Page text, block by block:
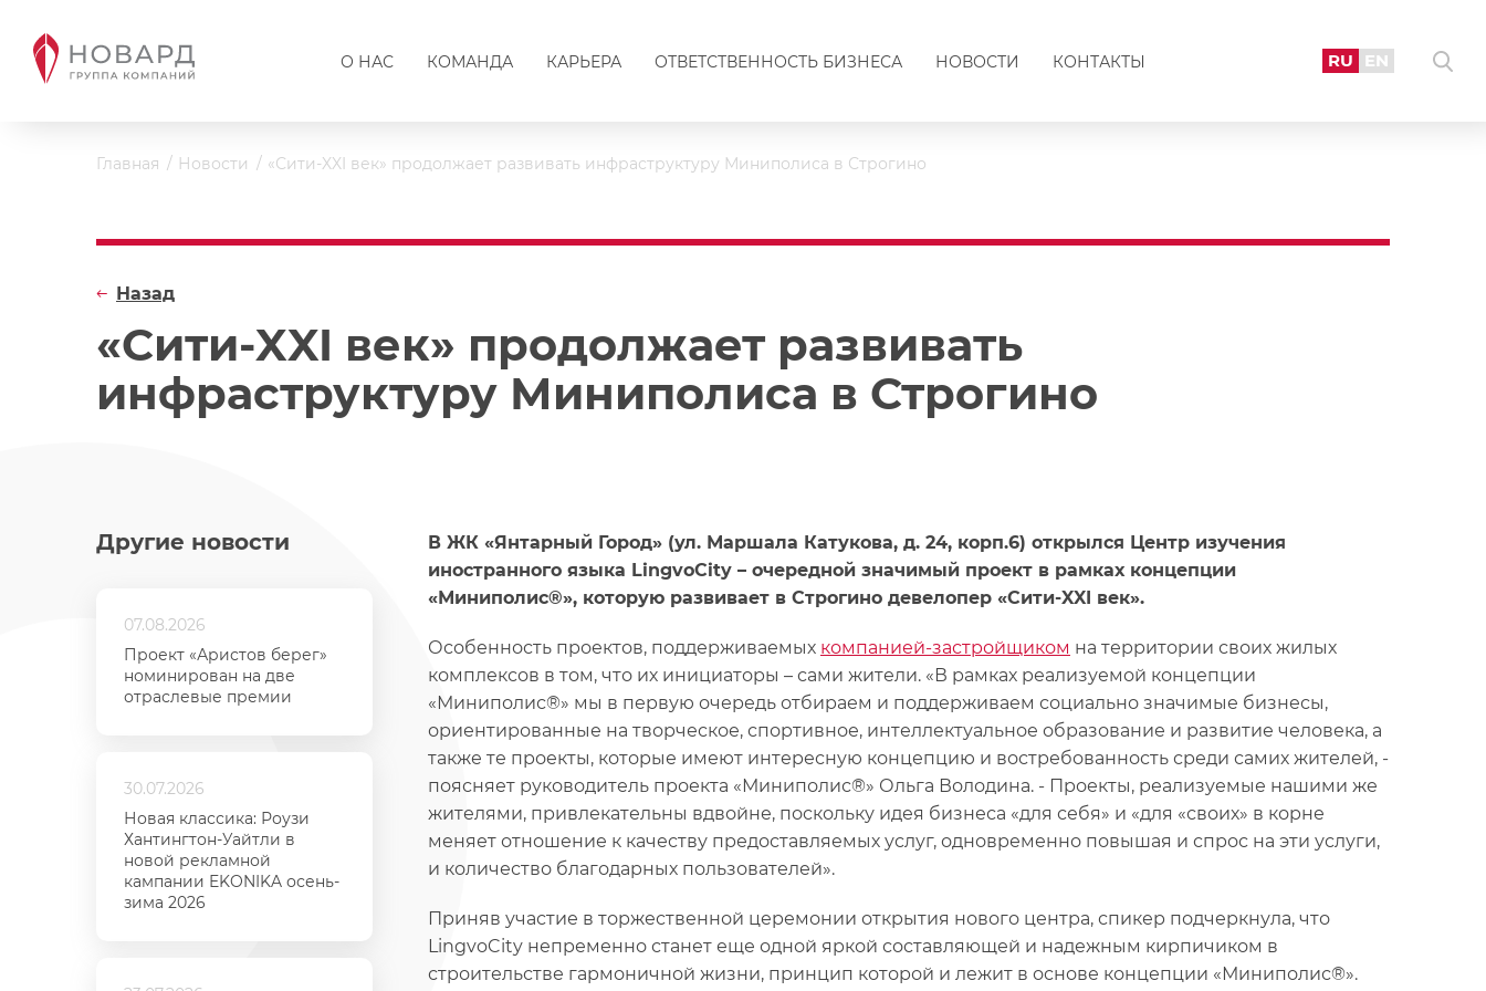
О НАС КОМАНДА КАРЬЕРА ОТВЕТСТВЕННОСТЬ БИЗНЕСА НОВОСТИ КОНТАКТЫ RU EN
Главная Новости «Сити-XXI век» продолжает развивать инфраструктуру Миниполиса в Строгино
«Сити-XXI век» продолжает развивать
инфраструктуру Миниполиса в Строгино
Назад
Другие новости
07.08.2026
Проект «Аристов берег»
номинирован на две
отраслевые премии
30.07.2026
Новая классика: Роузи
Хантингтон-Уайтли в
новой рекламной
кампании EKONIKA осень-
зима 2026
В ЖК «Янтарный Город» (ул. Маршала Катукова, д. 24, корп.6) открылся Центр изучения
иностранного языка LingvoCity – очередной значимый проект в рамках концепции
«Миниполис®», которую развивает в Строгино девелопер «Сити-XXI век».
Особенность проектов, поддерживаемых компанией-застройщиком на территории своих жилых
комплексов в том, что их инициаторы – сами жители. «В рамках реализуемой концепции
«Миниполис®» мы в первую очередь отбираем и поддерживаем социально значимые бизнесы,
ориентированные на творческое, спортивное, интеллектуальное образование и развитие человека, а
также те проекты, которые имеют интересную концепцию и востребованность среди самих жителей, -
поясняет руководитель проекта «Миниполис®» Ольга Володина. - Проекты, реализуемые нашими же
жителями, привлекательны вдвойне, поскольку идея бизнеса «для себя» и «для «своих» в корне
меняет отношение к качеству предоставляемых услуг, одновременно повышая и спрос на эти услуги,
и количество благодарных пользователей».
Приняв участие в торжественной церемонии открытия нового центра, спикер подчеркнула, что
LingvoCity непременно станет еще одной яркой составляющей и надежным кирпичиком в
строительстве гармоничной жизни, принцип которой и лежит в основе концепции «Миниполис®».